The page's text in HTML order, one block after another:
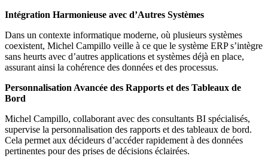
Intégration Harmonieuse avec d’Autres Systèmes
Dans un contexte informatique moderne, où plusieurs systèmes
coexistent, Michel Campillo veille à ce que le système ERP s’intègre
sans heurts avec d’autres applications et systèmes déjà en place,
assurant ainsi la cohérence des données et des processus.
Personnalisation Avancée des Rapports et des Tableaux de
Bord
Michel Campillo, collaborant avec des consultants BI spécialisés,
supervise la personnalisation des rapports et des tableaux de bord.
Cela permet aux décideurs d’accéder rapidement à des données
pertinentes pour des prises de décisions éclairées.